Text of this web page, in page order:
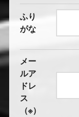
ふり
がな
メー
ルア
ドレ
ス
（※）